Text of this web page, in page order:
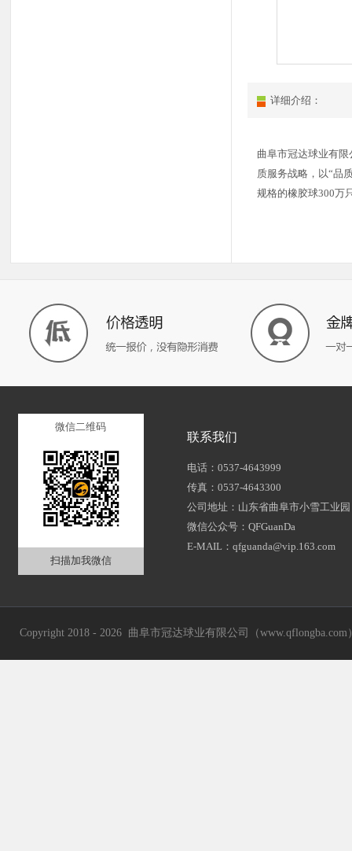
详细介绍：
曲阜市冠达球业有
质服务战略，以“品
规格的橡胶球300万
微信二维码
扫描加我微信
联系我们
电话：0537-4643999
传真：0537-4643300
公司地址：山东省曲阜市小雪工业园
微信公众号：QFGuanDa
E-MAIL：qfguanda@vip.163.com
Copyright 2018 - 2026 曲阜市冠达球业有限公司（www.qflongba.com